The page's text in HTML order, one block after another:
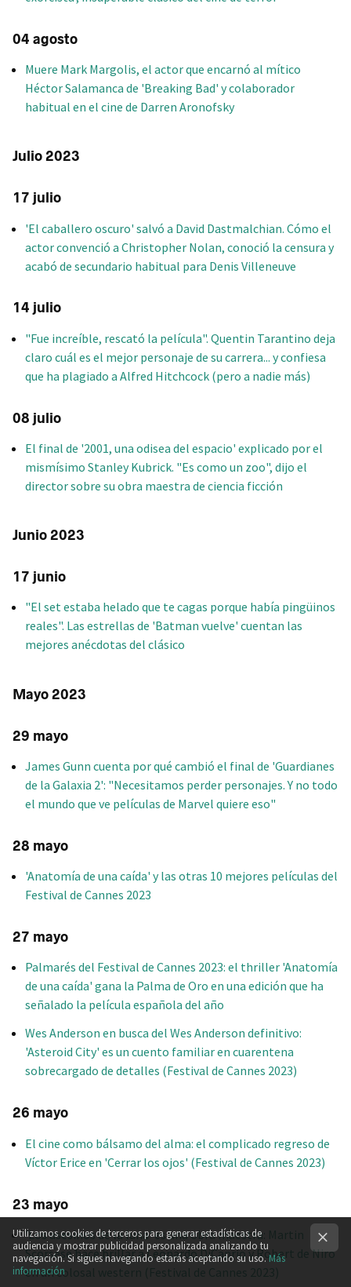
04 agosto
Muere Mark Margolis, el actor que encarnó al mítico
Héctor Salamanca de 'Breaking Bad' y colaborador
habitual en el cine de Darren Aronofsky
Julio 2023
17 julio
'El caballero oscuro' salvó a David Dastmalchian. Cómo el
actor convenció a Christopher Nolan, conoció la censura y
acabó de secundario habitual para Denis Villeneuve
14 julio
"Fue increíble, rescató la película". Quentin Tarantino deja
claro cuál es el mejor personaje de su carrera... y confiesa
que ha plagiado a Alfred Hitchcock (pero a nadie más)
08 julio
El final de '2001, una odisea del espacio' explicado por el
mismísimo Stanley Kubrick. "Es como un zoo", dijo el
director sobre su obra maestra de ciencia ficción
Junio 2023
17 junio
"El set estaba helado que te cagas porque había pingüinos
reales". Las estrellas de 'Batman vuelve' cuentan las
mejores anécdotas del clásico
Mayo 2023
29 mayo
James Gunn cuenta por qué cambió el final de 'Guardianes
de la Galaxia 2': "Necesitamos perder personajes. Y no todo
el mundo que ve películas de Marvel quiere eso"
28 mayo
'Anatomía de una caída' y las otras 10 mejores películas del
Festival de Cannes 2023
27 mayo
Palmarés del Festival de Cannes 2023: el thriller 'Anatomía
de una caída' gana la Palma de Oro en una edición que ha
señalado la película española del año
Wes Anderson en busca del Wes Anderson definitivo:
'Asteroid City' es un cuento familiar en cuarentena
sobrecargado de detalles (Festival de Cannes 2023)
26 mayo
El cine como bálsamo del alma: el complicado regreso de
Víctor Erice en 'Cerrar los ojos' (Festival de Cannes 2023)
23 mayo
'Los asesinos de la luna' es una obra maestra: Martin
Scorsese hace brillar a Leonardo DiCaprio y Robert de Niro
en un colosal western (Festival de Cannes 2023)
Utilizamos cookies de terceros para generar estadísticas de
audiencia y mostrar publicidad personalizada analizando tu
navegación. Si sigues navegando estarás aceptando su uso. Más
información